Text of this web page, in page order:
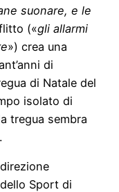
suonare, e le
(«gli allarmi
») crea una
di
di Natale del
isolato di
tregua sembra
Sport di